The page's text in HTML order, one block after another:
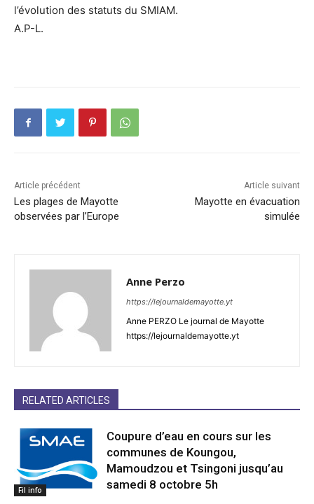
l’évolution des statuts du SMIAM.
A.P-L.
Article précédent
Les plages de Mayotte
observées par l’Europe
Article suivant
Mayotte en évacuation
simulée
Anne Perzo
https://lejournaldemayotte.yt
Anne PERZO Le journal de Mayotte
https://lejournaldemayotte.yt
RELATED ARTICLES
Fil info
Coupure d’eau en cours sur les
communes de Koungou,
Mamoudzou et Tsingoni jusqu’au
samedi 8 octobre 5h